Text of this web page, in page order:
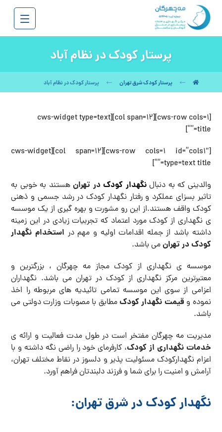
پرستار کودک در نظام آباد
پرستار کودک شرق تهران پرستار کودک در نظام آباد
[cws-row cols=1][col span=12][cws-widget type=text
title=””]
[cws-row cols=1 id=”cols1″][col span=12][cws-widget
type=text title=””]
والدینی که به دنبالنگهدار کودکدر تهرانهستند به خوبی به
تاثیر بسزای عملکرد و رفتار نگهدار کودک در رشد جسمی و ذهنی
کودک واقف هستند.از این رو مشورت و بهره گیری از یک موسسه
ی نگهداری از کودک مورد اعتماد که تجربیات زیادی در این زمینه
داشته باشد از جمله اقدامات اولیه و مهم در استخدام نگهدار
کودک در تهرانمی باشد.
موسسه ی نگهداری از کودک مجاز مه چهرگان ، بزرگترین و
معتبرترین مرکز نگهداری از کودک در تهران می باشد. نگهداران
اعزامی از سوی این موسسه تمامی تائیدیه های مربوطه را اخذ
نموده و قیمت نگهدار کودکمطابق با مصوبات وزارت دولتی می
باشد.
مدیریت مه چهرگان مفتخر است در طول مدت فعالیت و ارائه ی
خدمات نگهداری از کودک، کارفرمای خود را راضی نگه داشته و با
اعزام نگهدارکودک مسئولیت پذیر و دلسوز در نقاط مختلف تهران،
آرامش و امنیت را برای شما و فرزند دلبندتان فراهم آورد.
نگهدار کودک در شرق تهران: